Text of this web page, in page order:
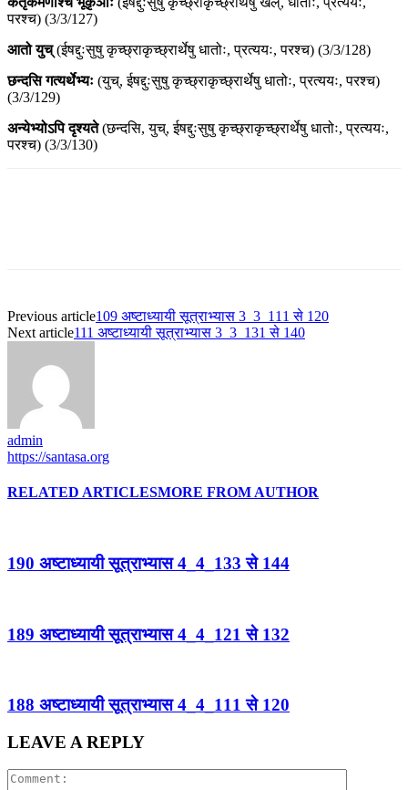
परश्च) (3/3/127)
आतो युच्(ईषद्दुःसुषु कृच्छ्राकृच्छ्रार्थेषु धातोः, प्रत्ययः, परश्च) (3/3/128)
छन्दसि गत्यर्थेभ्यः (युच्, ईषद्दुःसुषु कृच्छ्राकृच्छ्रार्थेषु धातोः, प्रत्ययः, परश्च)
(3/3/129)
अन्येभ्योऽपि दृश्यते(छन्दसि, युच्, ईषद्दुःसुषु कृच्छ्राकृच्छ्रार्थेषु धातोः, प्रत्ययः,
परश्च) (3/3/130)
Previous article109 अष्टाध्यायी सूत्राभ्यास 3_3_111 से 120
Next article111 अष्टाध्यायी सूत्राभ्यास 3_3_131 से 140
admin
https://santasa.org
RELATED ARTICLESMORE FROM AUTHOR
190 अष्टाध्यायी सूत्राभ्यास 4_4_133 से 144
189 अष्टाध्यायी सूत्राभ्यास 4_4_121 से 132
188 अष्टाध्यायी सूत्राभ्यास 4_4_111 से 120
LEAVE A REPLY